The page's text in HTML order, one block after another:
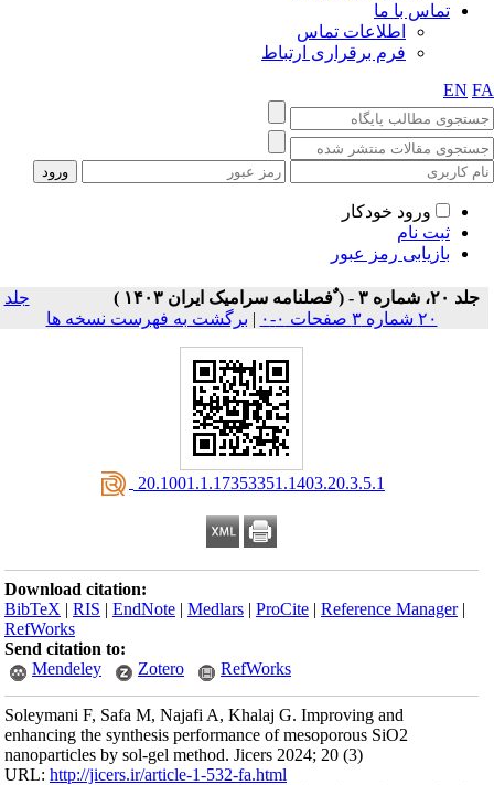
تماس با ما
اطلاعات تماس
فرم برقراری ارتباط
EN
ورود خودکار
ثبت نام
بازیابی رمز عبور
جلد ۲۰، شماره ۳ - ( ٌفصلنامه سرامیک ایران ۱۴۰۳ )
جلد
۲۰ شماره ۳ صفحات ۰-۰
| برگشت به فهرست نسخه ها
‎ 20.1001.1.17353351.1403.20.3.5.1
Download citation:
BibTeX |RIS |EndNote |Medlars |ProCite |Reference Manager
RefWorks
Send citation to:
Mendeley
Zotero RefWorks
Soleymani F, Safa M, Najafi A, Khalaj G. Improving and
enhancing the synthesis performance of mesoporous SiO2
nanoparticles by sol-gel method. Jicers 2024; 20 (3)
URL:http://jicers.ir/article-1-532-fa.html